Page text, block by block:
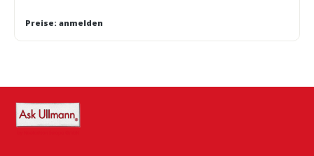
Preise: anmelden